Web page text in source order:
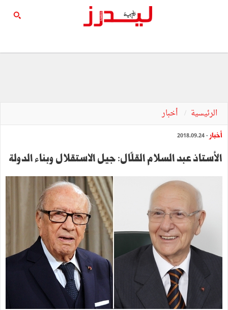
الرئيسية أخبار
أخبار - 2018.09.24
الأستاذ عبد السلام القلّال: جيل الاستقلال وبناء الدولة